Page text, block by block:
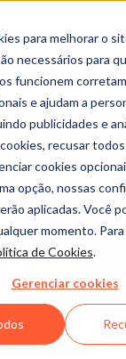
para melhorar o
necessários para
funcionem
e ajudam a
publicidades e
recusar
cookies
opção, nossas
aplicadas. Você
momento. Para
de Cookies.
Gerenciar cookies